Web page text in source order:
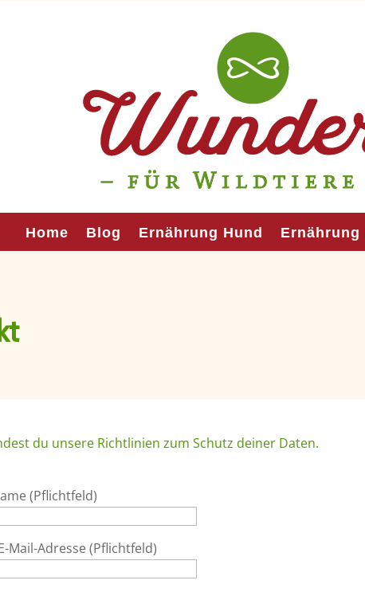
Home Blog Ernährung Hund Ernährung
du unsere Richtlinien zum Schutz deiner Daten.
(Pflichtfeld)
Mail-Adresse (Pflichtfeld)